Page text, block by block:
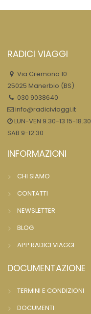
RADICI VIAGGI
Via Cremona 10
25025 Manerbio (BS)
030 9038640
info@radiciviaggi.it
LUN-VEN 9.30-13 15-18.30
SAB 9-12.30
INFORMAZIONI
CHI SIAMO
CONTATTI
NEWSLETTER
BLOG
APP RADICI VIAGGI
DOCUMENTAZIONE
TERMINI E CONDIZIONI
DOCUMENTI